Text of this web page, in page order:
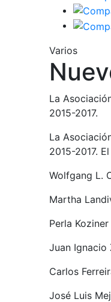
Varios
La
2015-2017.
La
2015-2017.
Wolfgang L.
Martha
Perla
Juan Ignacio
Carlos
José Luis